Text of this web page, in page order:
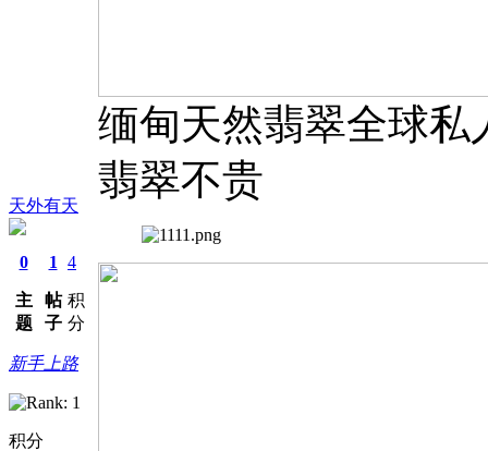
天外有天
0
主
题
1
帖
子
4
积
分
新手上路
积分
缅甸天然翡翠全球私
翡翠不贵